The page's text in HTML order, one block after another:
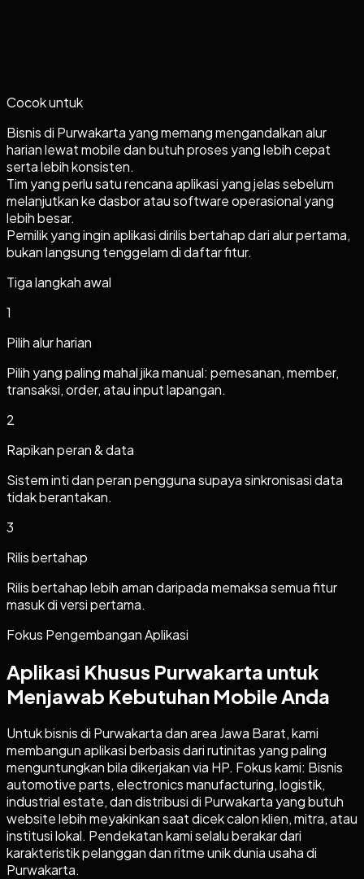
Cocok untuk
Bisnis di Purwakarta yang memang mengandalkan alur
harian lewat mobile dan butuh proses yang lebih cepat
serta lebih konsisten.
Tim yang perlu satu rencana aplikasi yang jelas sebelum
melanjutkan ke dasbor atau software operasional yang
lebih besar.
Pemilik yang ingin aplikasi dirilis bertahap dari alur pertama,
bukan langsung tenggelam di daftar fitur.
Tiga langkah awal
1
Pilih alur harian
Pilih yang paling mahal jika manual: pemesanan, member,
transaksi, order, atau input lapangan.
2
Rapikan peran & data
Sistem inti dan peran pengguna supaya sinkronisasi data
tidak berantakan.
3
Rilis bertahap
Rilis bertahap lebih aman daripada memaksa semua fitur
masuk di versi pertama.
Fokus Pengembangan Aplikasi
Aplikasi Khusus Purwakarta untuk
Menjawab Kebutuhan Mobile Anda
Untuk bisnis di Purwakarta dan area Jawa Barat, kami
membangun aplikasi berbasis dari rutinitas yang paling
menguntungkan bila dikerjakan via HP. Fokus kami: Bisnis
automotive parts, electronics manufacturing, logistik,
industrial estate, dan distribusi di Purwakarta yang butuh
website lebih meyakinkan saat dicek calon klien, mitra, atau
institusi lokal. Pendekatan kami selalu berakar dari
karakteristik pelanggan dan ritme unik dunia usaha di
Purwakarta.